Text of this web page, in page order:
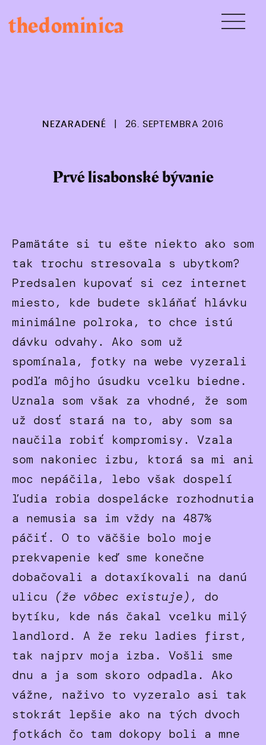
to
content
thedominica
NEZARADENÉ 26. SEPTEMBRA 2016
Prvé lisabonské bývanie
Pamätáte si tu ešte niekto ako som
tak trochu stresovala s ubytkom?
Predsalen kupovať si cez internet
miesto, kde budete skláňať hlávku
minimálne polroka, to chce istú
dávku odvahy. Ako som už
spomínala, fotky na webe vyzerali
podľa môjho úsudku vcelku biedne.
Uznala som však za vhodné, že som
už dosť stará na to, aby som sa
naučila robiť kompromisy. Vzala
som nakoniec izbu, ktorá sa mi ani
moc nepáčila, lebo však dospelí
ľudia robia dospelácke rozhodnutia
a nemusia sa im vždy na 487%
páčiť. O to väčšie bolo moje
prekvapenie keď sme konečne
dobačovali a dotaxíkovali na danú
ulicu (že vôbec existuje) , do
bytíku, kde nás čakal vcelku milý
landlord. A že reku ladies first,
tak najprv moja izba. Vošli sme
dnu a ja som skoro odpadla. Ako
vážne, naživo to vyzeralo asi tak
stokrát lepšie ako na tých dvoch
fotkách čo tam dokopy boli a mne